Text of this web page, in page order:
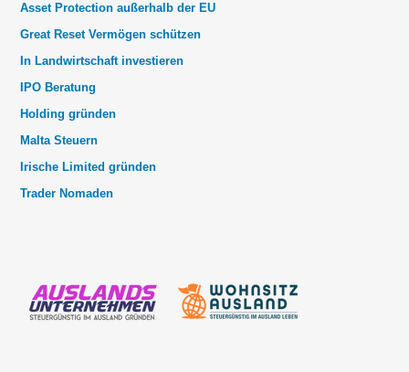
Asset Protection außerhalb der EU
Great Reset Vermögen schützen
In Landwirtschaft investieren
IPO Beratung
Holding gründen
Malta Steuern
Irische Limited gründen
Trader Nomaden